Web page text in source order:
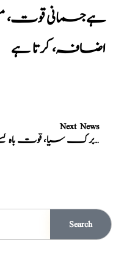
ہےجسمانی
اضافہ، کرتا ہے
Next News
نسخہ الشفاء : کُشتہ ابرک سیا، قوت باہ کیلئے
Search